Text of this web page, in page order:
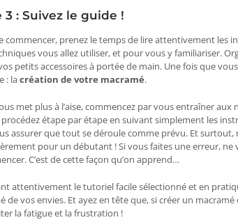
3 : Suivez le guide !
commencer, prenez le temps de lire attentivement
vous allez utiliser, et pour vous y familiariser.
petits accessoires à portée de main. Une fois que
: lacréation de votre macramé.
met plus à l’aise, commencez par vous entraîner
procédez étape par étape en suivant simplement les
assurer que tout se déroule comme prévu. Et surtout,
pour un débutant ! Si vous faites une erreur,
C’est de cette façon qu’on apprend…
attentivement le tutoriel facile sélectionné et en
de vos envies. Et ayez en tête que, si créer un
la fatigue et la frustration !